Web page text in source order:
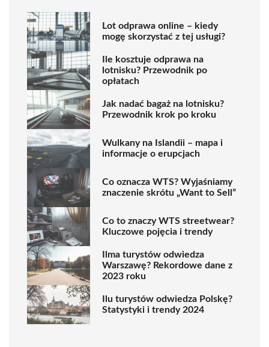
Lot odprawa online – kiedy
mogę skorzystać z tej usługi?
Ile kosztuje odprawa na
lotnisku? Przewodnik po
opłatach
Jak nadać bagaż na lotnisku?
Przewodnik krok po kroku
Wulkany na Islandii – mapa i
informacje o erupcjach
Co oznacza WTS? Wyjaśniamy
znaczenie skrótu „Want to Sell”
Co to znaczy WTS streetwear?
Kluczowe pojęcia i trendy
Ilma turystów odwiedza
Warszawę? Rekordowe dane z
2023 roku
Ilu turystów odwiedza Polskę?
Statystyki i trendy 2024